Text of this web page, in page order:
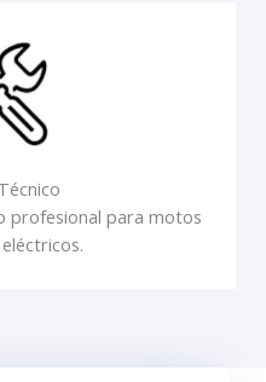
profesional para motos